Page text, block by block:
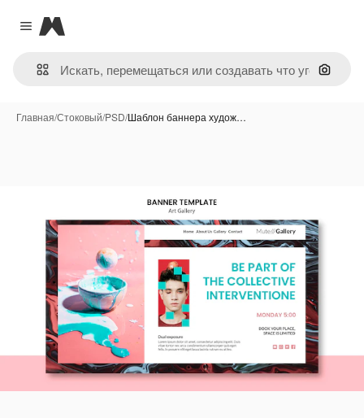
Close menu
Magnific
Поиск
Главная/Стоковый/PSD/Шаблон баннера худож…